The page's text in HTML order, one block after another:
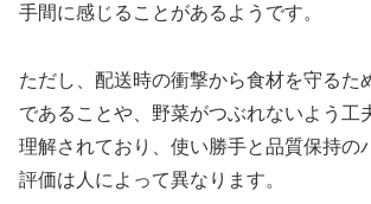
手間に感じることがあるようです。
ただし、配送時の衝撃から食材を守るた
であることや、野菜がつぶれないよう工
理解されており、使い勝手と品質保持の
評価は人によって異なります。